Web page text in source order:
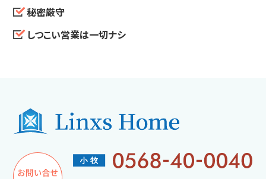
秘密厳守
しつこい営業は一切ナシ